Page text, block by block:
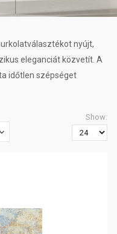
nyújt,
eleganciát közvetít. A
időtlen szépséget
Show: